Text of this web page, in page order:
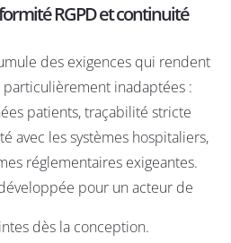
RGPD et continuité
des exigences qui rendent
inadaptées :
patients, traçabilité stricte
avec les systèmes hospitaliers,
réglementaires exigeantes.
pour un acteur de
dès la conception.